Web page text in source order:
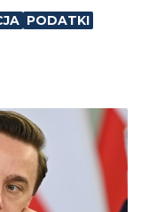
PODATKI